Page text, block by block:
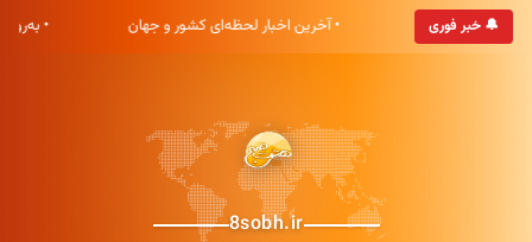
🔔 خبر فوری
صبح خوش آمدید • آخرین اخبار لحظه‌ای کشور و جهان •
8sobh.ir